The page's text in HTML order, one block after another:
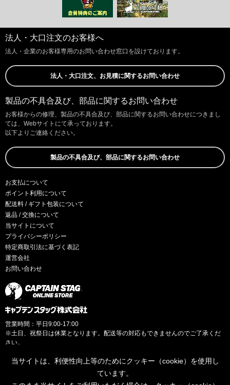
法人・大口注文のお客様へ
法人・企業のお客様専用のお問い合わせ窓口を設けております。
法人・大口注文、お見積に関するお問い合わせ
製品の不具合及び、部品に関するお問い合わせ
お客様からの修理、製品の不具合及び、部品に関するお問い合わせにつきまし
ては、Webサイトにて承っております。
以下よりご連絡ください。
製品の不具合及び、部品に関するお問い合わせ
お支払について
ポイント利用について
配送料 / ギフト包装について
返品 / 交換について
当サイトについて
プライバシーポリシー
特定商取引法に基づく表記
運営会社
お問い合わせ
営業時間：平日9:00-17:00
※土日、祝祭日は休業となります。配送等の対応もできませんのでご了承くだ
さい。
当サイトは、利便性向上等のためにクッキー（cookie）を使用し
ています。